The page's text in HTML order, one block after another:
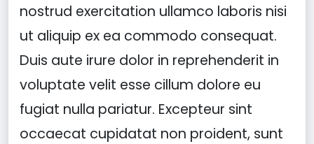
nostrud exercitation ullamco laboris nisi
ut aliquip ex ea commodo consequat.
Duis aute irure dolor in reprehenderit in
voluptate velit esse cillum dolore eu
fugiat nulla pariatur. Excepteur sint
occaecat cupidatat non proident, sunt